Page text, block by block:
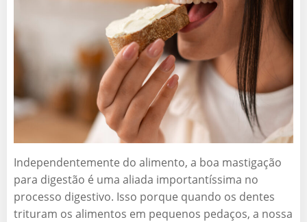
Independentemente do alimento, a boa mastigação
para digestão é uma aliada importantíssima no
processo digestivo. Isso porque quando os dentes
trituram os alimentos em pequenos pedaços, a nossa